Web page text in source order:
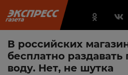
В российских
бесплатно
воду. Нет, не шутка